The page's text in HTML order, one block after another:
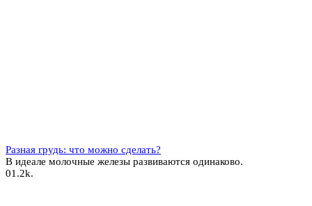
Разная грудь: что можно сделать?
В идеале молочные железы развиваются одинаково.
01.2k.